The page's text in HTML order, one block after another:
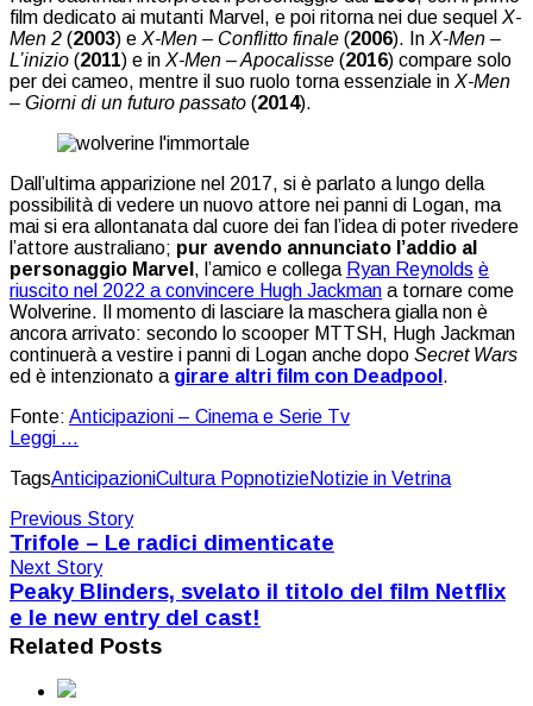
film dedicato ai mutanti Marvel, e poi ritorna nei due sequel X-
Men 2 (2003) e X-Men – Conflitto finale (2006). In X-Men –
L’inizio (2011) e in X-Men – Apocalisse (2016) compare solo
per dei cameo, mentre il suo ruolo torna essenziale in X-Men
– Giorni di un futuro passato (2014).
Dall’ultima apparizione nel 2017, si è parlato a lungo della
possibilità di vedere un nuovo attore nei panni di Logan, ma
mai si era allontanata dal cuore dei fan l’idea di poter rivedere
l’attore australiano; pur avendo annunciato l’addio al
personaggio Marvel , l’amico e collega Ryan Reynolds è
riuscito nel 2022 a convincere Hugh Jackman a tornare come
Wolverine. Il momento di lasciare la maschera gialla non è
ancora arrivato: secondo lo scooper MTTSH, Hugh Jackman
continuerà a vestire i panni di Logan anche dopo Secret Wars
ed è intenzionato a girare altri film con Deadpool .
Fonte: Anticipazioni – Cinema e Serie Tv
Leggi ...
TagsAnticipazioniCultura PopnotizieNotizie in Vetrina
Previous Story
Trifole – Le radici dimenticate
Next Story
Peaky Blinders, svelato il titolo del film Netflix
e le new entry del cast!
Related Posts